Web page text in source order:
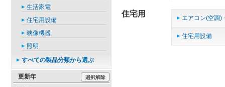
住宅用 エアコン(空調)
住宅用設備
生活家電
住宅用設備
映像機器
照明
すべての製品分類から選ぶ
更新年